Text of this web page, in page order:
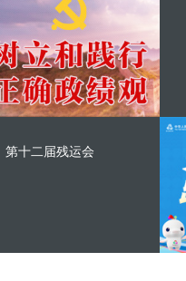
第十二届残运会